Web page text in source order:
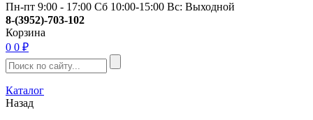
Пн-пт 9:00 - 17:00 Сб 10:00-15:00 Вс: Выходной
8-(3952)-703-102
Корзина
0 0 ₽
Каталог
Назад